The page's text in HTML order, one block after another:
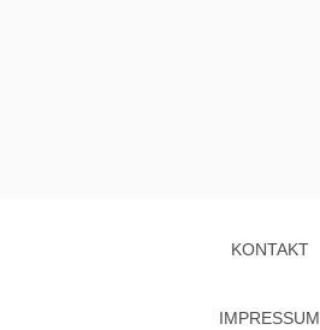
KONTAKT
IMPRESSUM